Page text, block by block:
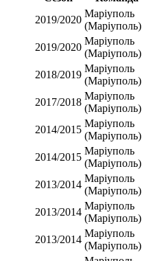
2019/2020
Маріуполь
(Маріуполь)
2019/2020
Маріуполь
(Маріуполь)
2018/2019
Маріуполь
(Маріуполь)
2017/2018
Маріуполь
(Маріуполь)
2014/2015
Маріуполь
(Маріуполь)
2014/2015
Маріуполь
(Маріуполь)
2013/2014
Маріуполь
(Маріуполь)
2013/2014
Маріуполь
(Маріуполь)
2013/2014
Маріуполь
(Маріуполь)